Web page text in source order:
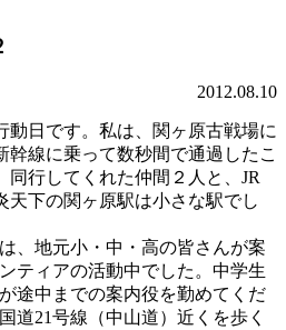
2012.08.10
動日です。私は、関ヶ原古戦場に
幹線に乗って数秒間で通過したこ
同行してくれた仲間２人と、JR
天下の関ヶ原駅は小さな駅でし
、地元小・中・高の皆さんが案
ティアの活動中でした。中学生
途中までの案内役を勤めてくだ
道21号線（中山道）近くを歩く